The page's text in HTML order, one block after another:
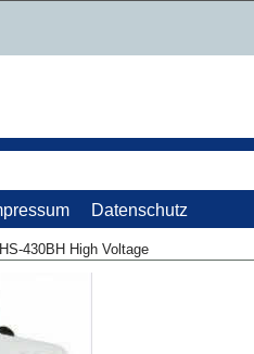
Datenschutz
430BH High Voltage